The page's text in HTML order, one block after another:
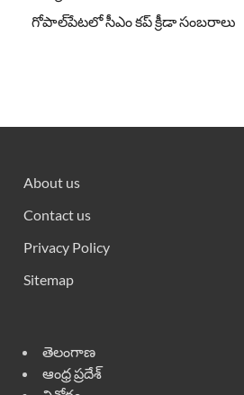
గోపాల్‌పేటలో సీఎం కప్ క్రీడా సంబరాలు
About us
Contact us
Privacy Policy
Sitemap
తెలంగాణ
ఆంధ్ర ప్రదేశ్